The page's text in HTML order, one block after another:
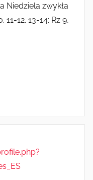
Niedziela zwykła
11-12. 13-14; Rz 9,